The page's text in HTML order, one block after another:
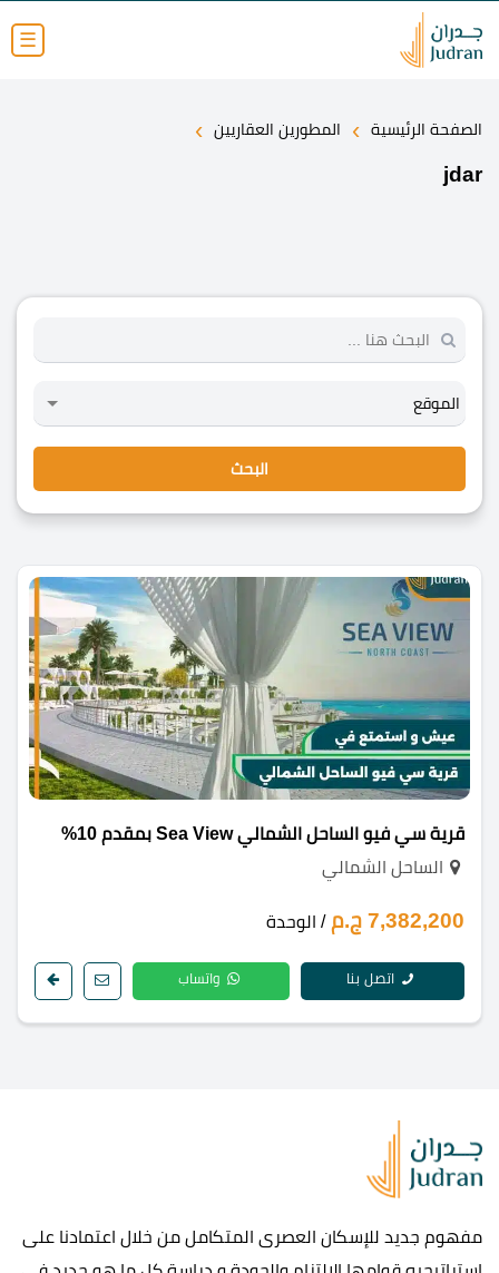
☰
الصفحة الرئيسية › المطورين العقاريين ›
jdar
البحث
قرية سي فيو الساحل الشمالي Sea View بمقدم 10%
الساحل الشمالي
7,382,200 ج.م / الوحدة
اتصل بنا واتساب
مفهوم جديد للإسكان العصرى المتكامل من خلال اعتمادنا على